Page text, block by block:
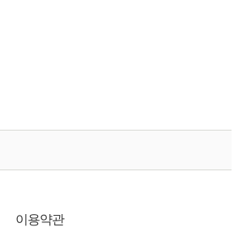
이용약관